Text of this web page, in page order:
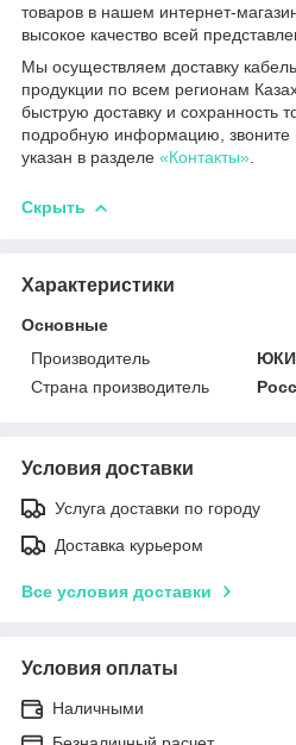
товаров в нашем интернет-
высокое качество всей
Мы осуществляем доставку
продукции по всем регионам
быструю доставку и сохранность
подробную информацию, звоните
указан в разделе «Контакты»
Скрыть
Характеристики
Основные
Производитель
ЮКИ
Страна производитель
Условия доставки
Услуга доставки по городу
Доставка курьером
Все условия доставки
Условия оплаты
Наличными